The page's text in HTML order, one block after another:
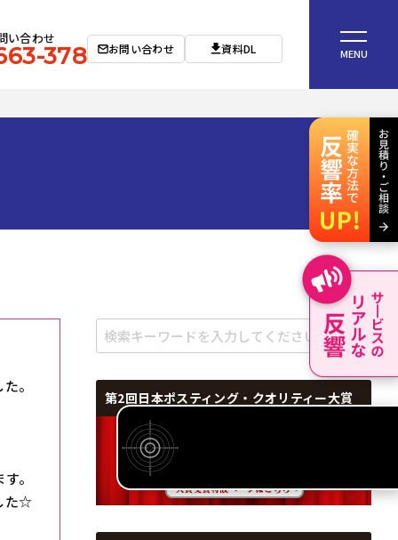
い合わせ
378 お問い合わせ 資料DL MENU
。
。
た☆
第2回日本ポスティング・クオリティー大賞